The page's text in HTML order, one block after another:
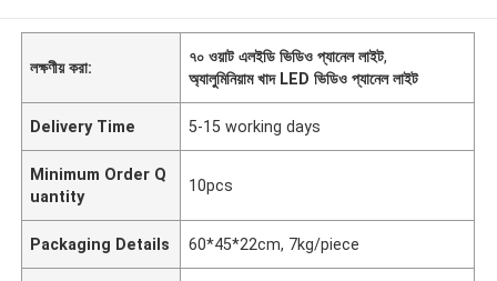
লক্ষণীয় করা:
৭০ ওয়াট এলইডি ভিডিও প্যানেল লাইট,
অ্যালুমিনিয়াম খাদ LED ভিডিও প্যানেল লাইট
Delivery Time 5-15 working days
Minimum Order Q
uantity
10pcs
Packaging Details 60*45*22cm, 7kg/piece